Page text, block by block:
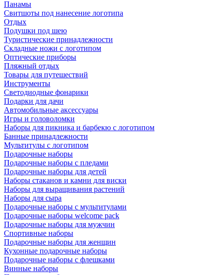
Панамы
Свитшоты под нанесение логотипа
Отдых
Подушки под шею
Туристические принадлежности
Складные ножи с логотипом
Оптические приборы
Пляжный отдых
Товары для путешествий
Инструменты
Светодиодные фонарики
Подарки для дачи
Автомобильные аксессуары
Игры и головоломки
Наборы для пикника и барбекю с логотипом
Банные принадлежности
Мультитулы с логотипом
Подарочные наборы
Подарочные наборы с пледами
Подарочные наборы для детей
Наборы стаканов и камни для виски
Наборы для выращивания растений
Наборы для сыра
Подарочные наборы с мультитулами
Подарочные наборы welcome pack
Подарочные наборы для мужчин
Спортивные наборы
Подарочные наборы для женщин
Кухонные подарочные наборы
Подарочные наборы с флешками
Винные наборы